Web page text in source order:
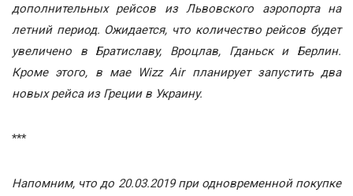
дополнительных рейсов из Львовского аэропорта на
летний период. Ожидается, что количество рейсов будет
увеличено в Братиславу, Вроцлав, Гданьск и Берлин.
Кроме этого, в мае Wizz Air планирует запустить два
новых рейса из Греции в Украину.
***
Напомним, что до 20.03.2019 при одновременной покупке